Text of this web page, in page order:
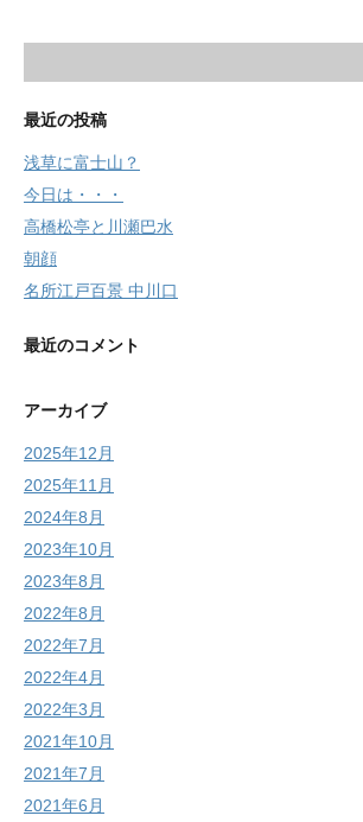
最近の投稿
浅草に富士山？
今日は・・・
高橋松亭と川瀬巴水
朝顔
名所江戸百景 中川口
最近のコメント
アーカイブ
2025年12月
2025年11月
2024年8月
2023年10月
2023年8月
2022年8月
2022年7月
2022年4月
2022年3月
2021年10月
2021年7月
2021年6月